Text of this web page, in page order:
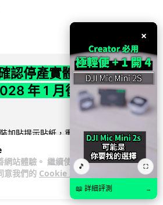
站體驗。 繼續使用
意我們的 Cookie 政
認停產實體光碟 包裝印
年 1 月後不出光碟遊
加貼提示貼紙，重申官方 7 月已公布
產新遊戲實體光碟。分析師預期 PS6
×
🎵 ⛶
📖 詳細評測 →